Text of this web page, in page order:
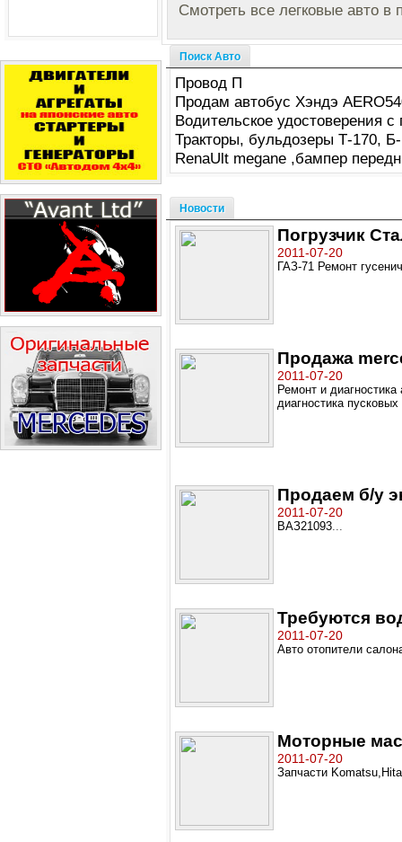
Смотреть все легковые авто в
Поиск Авто
Провод П
Продам автобус Хэндэ
Водительское удостоверения
Тракторы, бульдозеры Т-170,
RenaUlt megane ,бампер
Новости
Погрузчик
2011-07-20
ГАЗ-71 Ремонт
Продажа
2011-07-20
Ремонт и
диагностика
Продаем б/у
2011-07-20
ВАЗ21093...
Требуются
2011-07-20
Авто отопители
Моторные
2011-07-20
Запчасти